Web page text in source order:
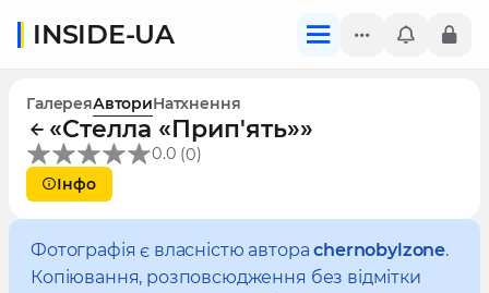
INSIDE-UA
ГалереяАвториНатхнення
«Стелла «Прип'ять»»
0.0 (0)
Інфо
Фотографія є власністю автораchernobylzone.
Копіювання, розповсюдження без відмітки